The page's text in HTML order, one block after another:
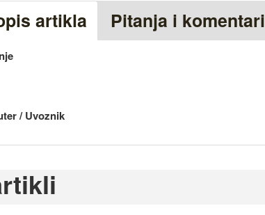
artikla Pitanja i komentari
/ Uvoznik